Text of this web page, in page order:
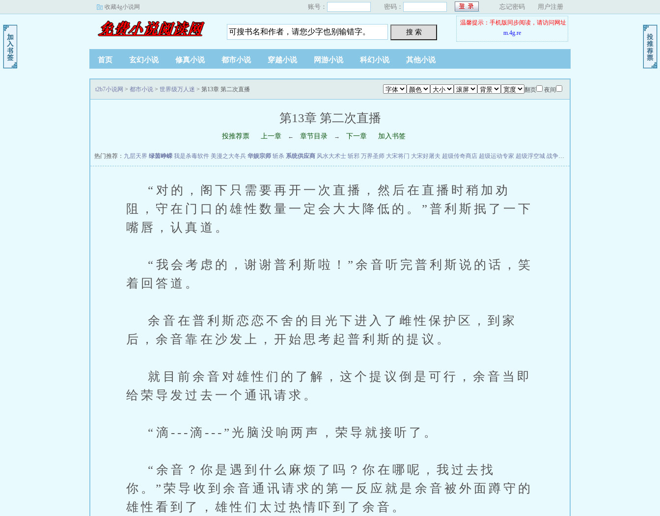
收藏4g小说网 账号： 密码： 忘记密码 用户注册
搜 索
温馨提示：手机版同步阅读，请访问网址
m.4g.re
首页 玄幻小说 修真小说 都市小说 穿越小说 网游小说 科幻小说 其他小说
翻页 夜间
t2b7小说网 > 都市小说 > 世界级万人迷 > 第13章 第二次直播
第13章 第二次直播
投推荐票 上一章 ← 章节目录 → 下一章 加入书签
热门推荐： 九层天界 绿茵峥嵘 我是杀毒软件 美漫之大冬兵 华娱宗师 斩杀 系统供应商 风水大术士 斩邪 万界圣师 大宋将门 大宋好屠夫 超级传奇商店 超级运动专家 超级浮空城 战争天堂
“对的，阁下只需要再开一次直播，然后在直播时稍加劝
阻，守在门口的雄性数量一定会大大降低的。”普利斯抿了一下
嘴唇，认真道。
“我会考虑的，谢谢普利斯啦！”余音听完普利斯说的话，笑
着回答道。
余音在普利斯恋恋不舍的目光下进入了雌性保护区，到家
后，余音靠在沙发上，开始思考起普利斯的提议。
就目前余音对雄性们的了解，这个提议倒是可行，余音当即
给荣导发过去一个通讯请求。
“滴---滴---”光脑没响两声，荣导就接听了。
“余音？你是遇到什么麻烦了吗？你在哪呢，我过去找
你。”荣导收到余音通讯请求的第一反应就是余音被外面蹲守的
雄性看到了，雄性们太过热情吓到了余音。